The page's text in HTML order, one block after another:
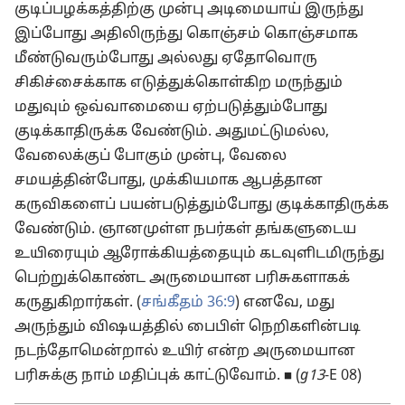
குடிப்பழக்கத்திற்கு முன்பு அடிமையாய் இருந்து
இப்போது அதிலிருந்து கொஞ்சம் கொஞ்சமாக
மீண்டுவரும்போது அல்லது ஏதோவொரு
சிகிச்சைக்காக எடுத்துக்கொள்கிற மருந்தும்
மதுவும் ஒவ்வாமையை ஏற்படுத்தும்போது
குடிக்காதிருக்க வேண்டும். அதுமட்டுமல்ல,
வேலைக்குப் போகும் முன்பு, வேலை
சமயத்தின்போது, முக்கியமாக ஆபத்தான
கருவிகளைப் பயன்படுத்தும்போது குடிக்காதிருக்க
வேண்டும். ஞானமுள்ள நபர்கள் தங்களுடைய
உயிரையும் ஆரோக்கியத்தையும் கடவுளிடமிருந்து
பெற்றுக்கொண்ட அருமையான பரிசுகளாகக்
கருதுகிறார்கள். (சங்கீதம் 36:9) எனவே, மது
அருந்தும் விஷயத்தில் பைபிள் நெறிகளின்படி
நடந்தோமென்றால் உயிர் என்ற அருமையான
பரிசுக்கு நாம் மதிப்புக் காட்டுவோம். ◼ (g13-E 08)